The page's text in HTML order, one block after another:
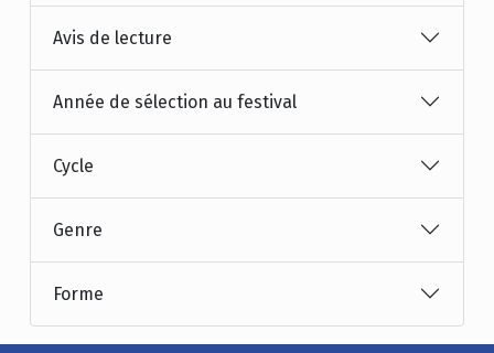
Avis de lecture
Année de sélection au festival
Cycle
Genre
Forme